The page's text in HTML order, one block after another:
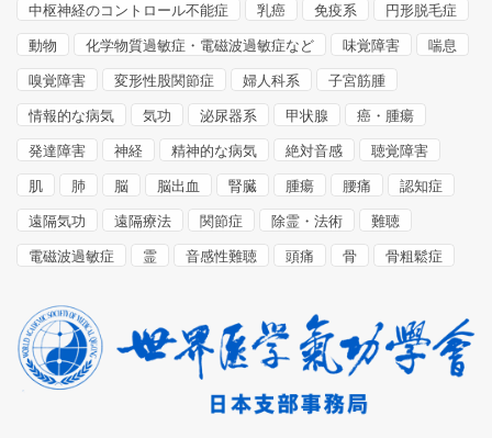
中枢神経のコントロール不能症 乳癌 免疫系 円形脱毛症
動物 化学物質過敏症・電磁波過敏症など 味覚障害 喘息
嗅覚障害 変形性股関節症 婦人科系 子宮筋腫
情報的な病気 気功 泌尿器系 甲状腺 癌・腫瘍
発達障害 神経 精神的な病気 絶対音感 聴覚障害
肌 肺 脳 脳出血 腎臓 腫瘍 腰痛 認知症
遠隔気功 遠隔療法 関節症 除霊・法術 難聴
電磁波過敏症 霊 音感性難聴 頭痛 骨 骨粗鬆症